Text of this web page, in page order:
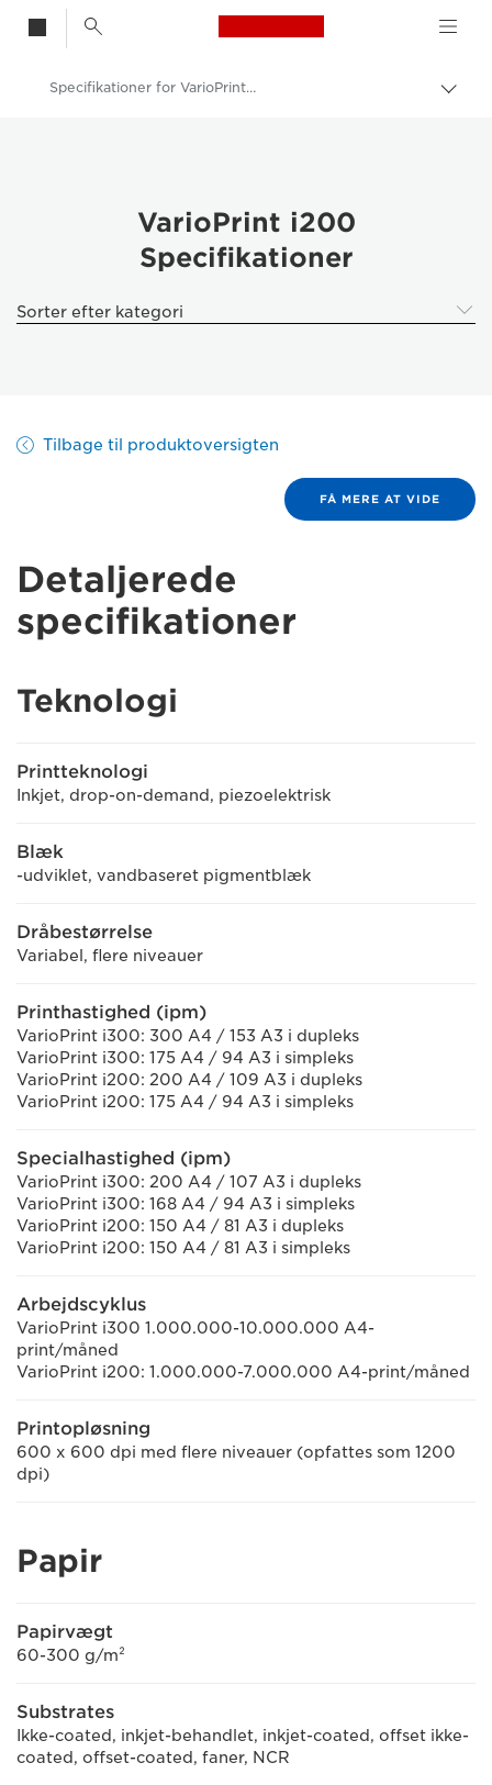
Canon Logo, back
Skift
Erhvervsprodukter
Produktionsprint
Specifikationer for VarioPrint i200
VarioPrint i200
Specifikationer
Sorter efter kategori
Tilbage til produktoversigten
FÅ MERE AT VIDE
Detaljerede
specifikationer
Teknologi
Printteknologi
Inkjet, drop-on-demand, piezoelektrisk
Blæk
-udviklet, vandbaseret pigmentblæk
Dråbestørrelse
Variabel, flere niveauer
Printhastighed (ipm)
VarioPrint i300: 300 A4 / 153 A3 i dupleks
VarioPrint i300: 175 A4 / 94 A3 i simpleks
VarioPrint i200: 200 A4 / 109 A3 i dupleks
VarioPrint i200: 175 A4 / 94 A3 i simpleks
Specialhastighed (ipm)
VarioPrint i300: 200 A4 / 107 A3 i dupleks
VarioPrint i300: 168 A4 / 94 A3 i simpleks
VarioPrint i200: 150 A4 / 81 A3 i dupleks
VarioPrint i200: 150 A4 / 81 A3 i simpleks
Arbejdscyklus
VarioPrint i300 1.000.000-10.000.000 A4-
print/måned
VarioPrint i200: 1.000.000-7.000.000 A4-print/måned
Printopløsning
600 x 600 dpi med flere niveauer (opfattes som 1200
dpi)
Papir
Papirvægt
60-300 g/m²
Substrates
Ikke-coated, inkjet-behandlet, inkjet-coated, offset ikke-
coated, offset-coated, faner, NCR